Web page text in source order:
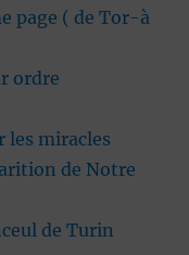
page ( de Tor-à
ordre
les miracles
de Notre
de Turin